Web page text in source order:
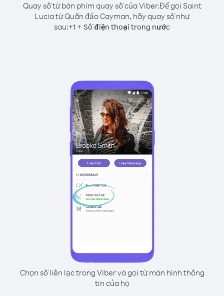
Quay số từ bàn phím quay số của Viber.Để gọi Saint
Lucia từ Quần đảo Cayman, hãy quay số như
sau:+1 + Số điện thoại trong nước
Chọn số liên lạc trong Viber và gọi từ màn hình thông
tin của họ